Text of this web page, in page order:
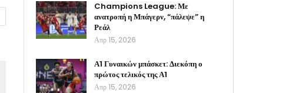
Champions League: Με
ανατροπή η Μπάγερν, “πάλεψε” η
Ρεάλ
Απρ 15, 2026
Α1 Γυναικών μπάσκετ: Διεκόπη ο
πρώτος τελικός της Α1
Απρ 15, 2026